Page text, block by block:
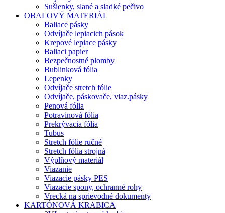
Sušienky, slané a sladké pečivo
OBALOVÝ MATERIÁL
Baliace pásky
Odvíjače lepiacich pások
Krepové lepiace pásky
Baliaci papier
Bezpečnostné plomby
Bublinková fólia
Lepenky
Odvíjače stretch fólie
Odvíjače, páskovače, viaz.pásky
Penová fólia
Potravinová fólia
Prekrývacia fólia
Tubus
Stretch fólie ručné
Stretch fólia strojná
Výplňový materiál
Viazanie
Viazacie pásky PES
Viazacie spony, ochranné rohy
Vrecká na sprievodné dokumenty
KARTÓNOVÁ KRABICA